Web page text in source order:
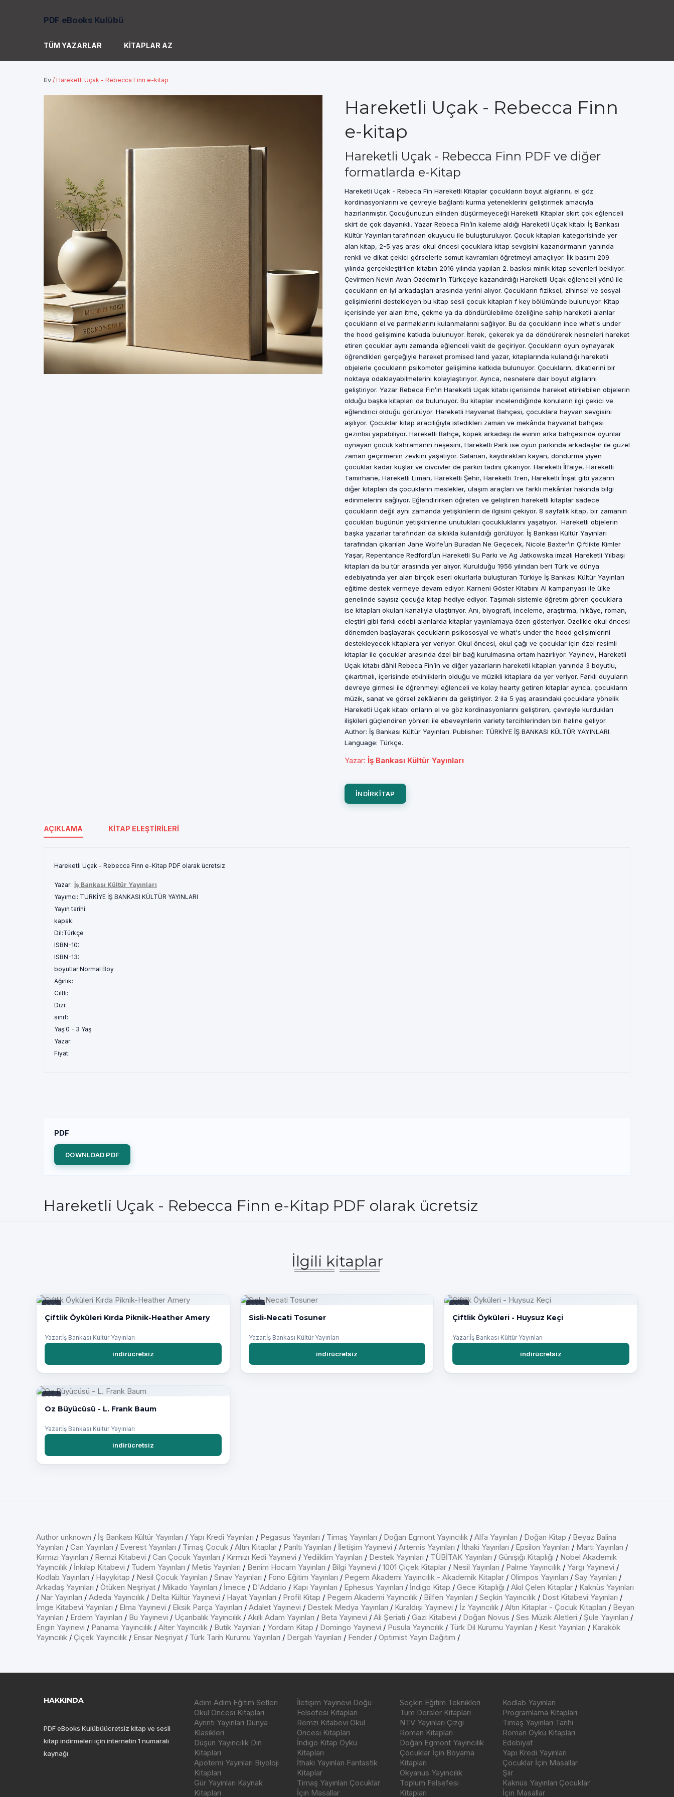
PDF eBooks Kulübü
TÜM YAZARLAR KITAPLAR AZ
Ev / Hareketli Uçak - Rebecca Finn e-kitap
Hareketli Uçak - Rebecca Finn
e-kitap
Hareketli Uçak - Rebecca Finn PDF ve diğer
formatlarda e-Kitap
Hareketli Uçak - Rebeca Fin Hareketli Kitaplar çocukların boyut algılarını, el göz
kordinasyonlarını ve çevreyle bağlantı kurma yeteneklerini geliştirmek amacıyla
hazırlanmıştır. Çocuğunuzun elinden düşürmeyeceği Hareketli Kitaplar skirt çok eğlenceli
skirt de çok dayanıklı. Yazar Rebeca Fin’in kaleme aldığı Hareketli Uçak kitabı İş Bankası
Kültür Yayınları tarafından okuyucu ile buluşturuluyor. Çocuk kitapları kategorisinde yer
alan kitap, 2-5 yaş arası okul öncesi çocuklara kitap sevgisini kazandırmanın yanında
renkli ve dikat çekici görselerle somut kavramları öğretmeyi amaçlıyor. İlk basımı 209
yılında gerçekleştirilen kitabın 2016 yılında yapılan 2. baskısı minik kitap sevenleri bekliyor.
Çevirmen Nevin Avan Özdemir’in Türkçeye kazandırdığı Hareketli Uçak eğlenceli yönü ile
çocukların en iyi arkadaşları arasında yerini alıyor. Çocukların fiziksel, zihinsel ve sosyal
gelişimlerini destekleyen bu kitap sesli çocuk kitapları f key bölümünde bulunuyor. Kitap
içerisinde yer alan itme, çekme ya da döndürülebilme özeliğine sahip hareketli alanlar
çocukların el ve parmaklarını kulanmalarını sağlıyor. Bu da çocukların ince what's under
the hood gelişimine katkıda bulunuyor. İterek, çekerek ya da döndürerek nesneleri hareket
etiren çocuklar aynı zamanda eğlenceli vakit de geçiriyor. Çocukların oyun oynayarak
öğrendikleri gerçeğiyle hareket promised land yazar, kitaplarında kulandığı hareketli
objelerle çocukların psikomotor gelişimine katkıda bulunuyor. Çocukların, dikatlerini bir
noktaya odaklayabilmelerini kolaylaştırıyor. Ayrıca, nesnelere dair boyut algılarını
geliştiriyor. Yazar Rebeca Fin’in Hareketli Uçak kitabı içerisinde hareket etirilebilen objelerin
olduğu başka kitapları da bulunuyor. Bu kitaplar incelendiğinde konuların ilgi çekici ve
eğlendirici olduğu görülüyor. Hareketli Hayvanat Bahçesi, çocuklara hayvan sevgisini
aşılıyor. Çocuklar kitap aracılığıyla istedikleri zaman ve mekânda hayvanat bahçesi
gezintisi yapabiliyor. Hareketli Bahçe, köpek arkadaşı ile evinin arka bahçesinde oyunlar
oynayan çocuk kahramanın neşesini, Hareketli Park ise oyun parkında arkadaşlar ile güzel
zaman geçirmenin zevkini yaşatıyor. Salanan, kaydıraktan kayan, dondurma yiyen
çocuklar kadar kuşlar ve civcivler de parkın tadını çıkarıyor. Hareketli İtfaiye, Hareketli
Tamirhane, Hareketli Liman, Hareketli Şehir, Hareketli Tren, Hareketli İnşat gibi yazarın
diğer kitapları da çocukların meslekler, ulaşım araçları ve farklı mekânlar hakında bilgi
edinmelerini sağlıyor. Eğlendirirken öğreten ve geliştiren hareketli kitaplar sadece
çocukların değil aynı zamanda yetişkinlerin de ilgisini çekiyor. 8 sayfalık kitap, bir zamanın
çocukları bugünün yetişkinlerine unutukları çocukluklarını yaşatıyor. Hareketli objelerin
başka yazarlar tarafından da sıklıkla kulanıldığı görülüyor. İş Bankası Kültür Yayınları
tarafından çıkarılan Jane Wolfe’un Buradan Ne Geçecek, Nicole Baxter’in Çiftlikte Kimler
Yaşar, Repentance Redford’un Hareketli Su Parkı ve Ag Jatkowska imzalı Hareketli Yılbaşı
kitapları da bu tür arasında yer alıyor. Kurulduğu 1956 yılından beri Türk ve dünya
edebiyatında yer alan birçok eseri okurlarla buluşturan Türkiye İş Bankası Kültür Yayınları
eğitime destek vermeye devam ediyor. Karneni Göster Kitabını Al kampanyası ile ülke
genelinde sayısız çocuğa kitap hediye ediyor. Taşımalı sistemle öğretim gören çocuklara
ise kitapları okuları kanalıyla ulaştırıyor. Anı, biyografi, inceleme, araştırma, hikâye, roman,
eleştiri gibi farklı edebi alanlarda kitaplar yayınlamaya özen gösteriyor. Özelikle okul öncesi
dönemden başlayarak çocukların psikososyal ve what's under the hood gelişimlerini
destekleyecek kitaplara yer veriyor. Okul öncesi, okul çağı ve çocuklar için özel resimli
kitaplar ile çocuklar arasında özel bir bağ kurulmasına ortam hazırlıyor. Yayınevi, Hareketli
Uçak kitabı dâhil Rebeca Fin’in ve diğer yazarların hareketli kitapları yanında 3 boyutlu,
çıkartmalı, içerisinde etkinliklerin olduğu ve müzikli kitaplara da yer veriyor. Farklı duyuların
devreye girmesi ile öğrenmeyi eğlenceli ve kolay hearty getiren kitaplar ayrıca, çocukların
müzik, sanat ve görsel zekâlarını da geliştiriyor. 2 ila 5 yaş arasındaki çocuklara yönelik
Hareketli Uçak kitabı onların el ve göz kordinasyonlarını geliştiren, çevreyle kurdukları
ilişkileri güçlendiren yönleri ile ebeveynlerin variety tercihlerinden biri haline geliyor.
Author: İş Bankası Kültür Yayınları. Publisher: TÜRKİYE İŞ BANKASI KÜLTÜR YAYINLARI.
Language: Türkçe.
Yazar: İş Bankası Kültür Yayınları
INDIRKITAP
AÇIKLAMA KITAP ELEŞTIRILERI
Hareketli Uçak - Rebecca Finn e-Kitap PDF olarak ücretsiz
Yazar: İş Bankası Kültür Yayınları
Yayımcı: TÜRKİYE İŞ BANKASI KÜLTÜR YAYINLARI
Yayın tarihi:
kapak:
Dil:Türkçe
ISBN-10:
ISBN-13:
boyutlar:Normal Boy
Ağırlık:
Ciltli:
Dizi:
sınıf:
Yaş:0 - 3 Yaş
Yazar:
Fiyat:
PDF
DOWNLOAD PDF
Hareketli Uçak - Rebecca Finn e-Kitap PDF olarak ücretsiz
İlgili kitaplar
PDF
Çiftlik Öyküleri Kırda Piknik-Heather Amery
Yazar:İş Bankası Kültür Yayınları
indirücretsiz
PDF
Sisli-Necati Tosuner
Yazar:İş Bankası Kültür Yayınları
indirücretsiz
PDF
Çiftlik Öyküleri - Huysuz Keçi
Yazar:İş Bankası Kültür Yayınları
indirücretsiz
PDF
Oz Büyücüsü - L. Frank Baum
Yazar:İş Bankası Kültür Yayınları
indirücretsiz
Author unknown / İş Bankası Kültür Yayınları / Yapı Kredi Yayınları / Pegasus Yayınları / Timaş Yayınları / Doğan Egmont Yayıncılık / Alfa Yayınları / Doğan Kitap / Beyaz Balina
Yayınları / Can Yayınları / Everest Yayınları / Timaş Çocuk / Altın Kitaplar / Parıltı Yayınları / İletişim Yayınevi / Artemis Yayınları / İthaki Yayınları / Epsilon Yayınları / Martı Yayınları /
Kırmızı Yayınları / Remzi Kitabevi / Can Çocuk Yayınları / Kırmızı Kedi Yayınevi / Yediiklim Yayınları / Destek Yayınları / TÜBİTAK Yayınları / Günışığı Kitaplığı / Nobel Akademik
Yayıncılık / İnkılap Kitabevi / Tudem Yayınları / Metis Yayınları / Benim Hocam Yayınları / Bilgi Yayınevi / 1001 Çiçek Kitaplar / Nesil Yayınları / Palme Yayıncılık / Yargı Yayınevi /
Kodlab Yayınları / Hayykitap / Nesil Çocuk Yayınları / Sınav Yayınları / Fono Eğitim Yayınları / Pegem Akademi Yayıncılık - Akademik Kitaplar / Olimpos Yayınları / Say Yayınları /
Arkadaş Yayınları / Ötüken Neşriyat / Mikado Yayınları / İmece / D'Addario / Kapı Yayınları / Ephesus Yayınları / İndigo Kitap / Gece Kitaplığı / Akıl Çelen Kitaplar / Kaknüs Yayınları
/ Nar Yayınları / Adeda Yayıncılık / Delta Kültür Yayınevi / Hayat Yayınları / Profil Kitap / Pegem Akademi Yayıncılık / Bilfen Yayınları / Seçkin Yayıncılık / Dost Kitabevi Yayınları /
İmge Kitabevi Yayınları / Elma Yayınevi / Eksik Parça Yayınları / Adalet Yayınevi / Destek Medya Yayınları / Kuraldışı Yayınevi / İz Yayıncılık / Altın Kitaplar - Çocuk Kitapları / Beyan
Yayınları / Erdem Yayınları / Bu Yayınevi / Uçanbalık Yayıncılık / Akıllı Adam Yayınları / Beta Yayınevi / Ali Şeriati / Gazi Kitabevi / Doğan Novus / Ses Müzik Aletleri / Şule Yayınları /
Engin Yayınevi / Panama Yayıncılık / Alter Yayıncılık / Butik Yayınları / Yordam Kitap / Domingo Yayınevi / Pusula Yayıncılık / Türk Dil Kurumu Yayınları / Kesit Yayınları / Karakök
Yayıncılık / Çiçek Yayıncılık / Ensar Neşriyat / Türk Tarih Kurumu Yayınları / Dergah Yayınları / Fender / Optimist Yayın Dağıtım /
HAKKINDA
PDF eBooks Kulübüücretsiz kitap ve sesli
kitap indirmeleri için internetin 1 numaralı
kaynağı
Adım Adım Eğitim Setleri
Okul Öncesi Kitapları
Ayrıntı Yayınları Dünya
Klasikleri
Düşün Yayıncılık Din
Kitapları
Apotemi Yayınları Biyoloji
Kitapları
Gür Yayınları Kaynak
Kitapları
İletişim Yayınevi Doğu
Felsefesi Kitapları
Remzi Kitabevi Okul
Öncesi Kitapları
İndigo Kitap Öykü
Kitapları
İthaki Yayınları Fantastik
Kitaplar
Timaş Yayınları Çocuklar
İçin Masallar
Seçkin Eğitim Teknikleri
Tüm Dersler Kitapları
NTV Yayınları Çizgi
Roman Kitapları
Doğan Egmont Yayıncılık
Çocuklar İçin Boyama
Kitapları
Okyanus Yayıncılık
Toplum Felsefesi
Kitapları
Kodlab Yayınları
Programlama Kitapları
Timaş Yayınları Tarihi
Roman Öykü Kitapları
Edebiyat
Yapı Kredi Yayınları
Çocuklar İçin Masallar
Şiir
Kaknüs Yayınları Çocuklar
İçin Masallar